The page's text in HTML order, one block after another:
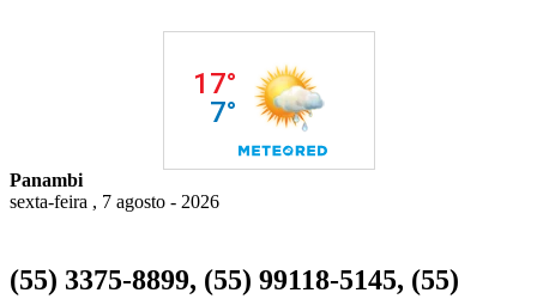
Panambi
sexta-feira , 7 agosto - 2026
(55) 3375-8899, (55) 99118-5145, (55)